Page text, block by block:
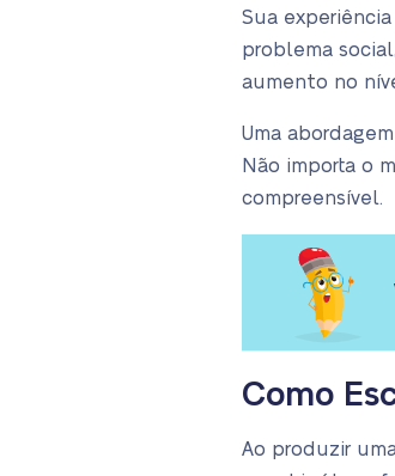
Sua
problema
aumento no
Uma
Não importa o
compreensível.
Como
Ao produzir